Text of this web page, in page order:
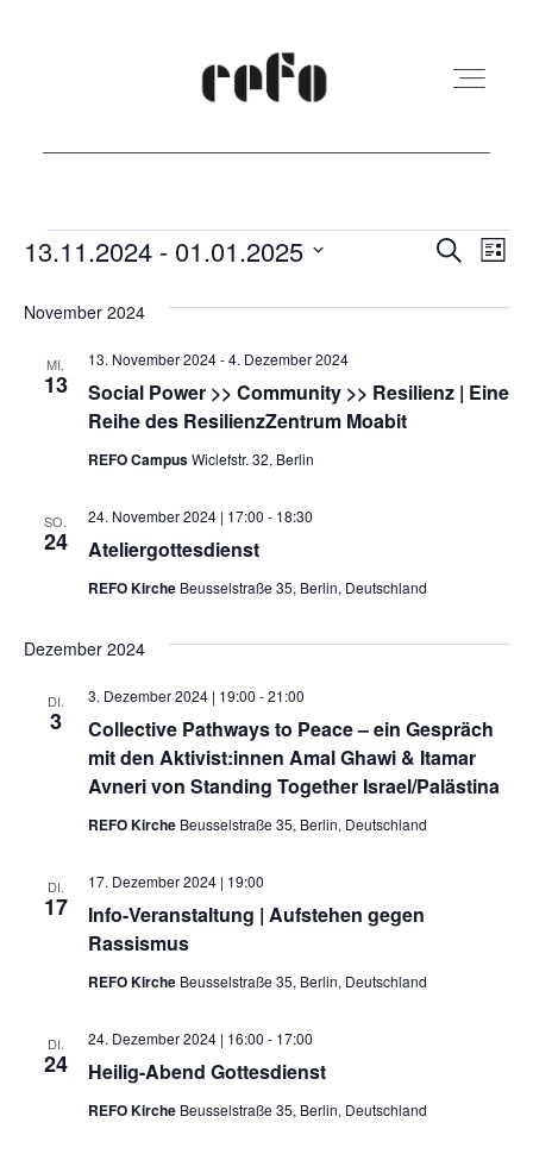
REFO Moabit
Terminkalender
Kita
Vermietung
Kontakt
Veranstaltungen SucheListe
13.11.2024 - 01.01.2025
wählen.
November 2024
MI.
13
Social Power >> Community >> Resilienz | Eine
Reihe des ResilienzZentrum Moabit
13. November 2024-4. Dezember 2024
REFO CampusWiclefstr. 32, Berlin
SO.
24 Ateliergottesdienst
24. November 2024 | 17:00 - 18:30
REFO Kirche Beusselstraße 35, Berlin, Deutschland
Dezember 2024
DI.
3
Collective Pathways to Peace – ein Gespräch
mit den Aktivist:innen Amal Ghawi & Itamar
Avneri von Standing Together Israel/Palästina
3. Dezember 2024 | 19:00 -21:00
REFO Kirche Beusselstraße 35, Berlin, Deutschland
DI.
17
Info-Veranstaltung | Aufstehen gegen
Rassismus
17. Dezember 2024 | 19:00
REFO Kirche Beusselstraße 35, Berlin, Deutschland
DI.
24 Heilig-Abend Gottesdienst
24. Dezember 2024 | 16:00 - 17:00
REFO Kirche Beusselstraße 35, Berlin, Deutschland